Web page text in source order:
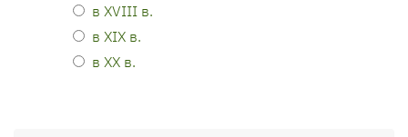
в XVIII в.
в XIX в.
в ХХ в.